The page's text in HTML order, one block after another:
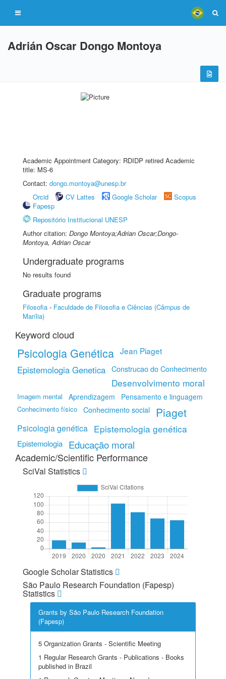
Adrián Oscar Dongo Montoya
Academic Appointment Category: RDIDP retired Academic
title: MS-6
Contact: dongo.montoya@unesp.br
Orcid
CV Lattes Google Scholar
Scopus
Fapesp
Repositório Institucional UNESP
Author citation: Dongo Montoya;Adrian Oscar;Dongo-
Montoya, Adrian Oscar
Undergraduate programs
No results found
Graduate programs
Filosofia - Faculdade de Filosofia e Ciências (Câmpus de
Marília)
Keyword cloud
Psicologia Genética Jean Piaget
Epistemologia Genetica Construcao do Conhecimento
Desenvolvimento moral
Imagem mental Aprendizagem Pensamento e linguagem
Conhecimento físico Conhecimento social Piaget
Psicologia genética Epistemologia genética
Epistemologia
Educação moral
Academic/Scientific Performance
SciVal Statistics
Google Scholar Statistics
São Paulo Research Foundation (Fapesp)
Statistics
Grants by São Paulo Research Foundation
(Fapesp)
5 Organization Grants - Scientific Meeting
1 Regular Research Grants - Publications - Books
published in Brazil